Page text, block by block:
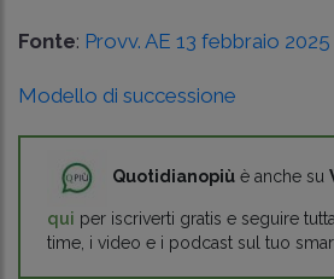
Fonte: Provv. AE 13 febbraio 2025
Modello di successione
Quotidianopiù è anche su
qui per iscriverti gratis e seguire
time, i video e i podcast sul tuo